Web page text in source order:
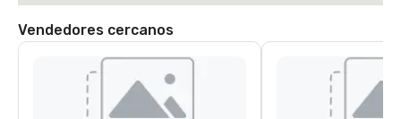
Vendedores cercanos